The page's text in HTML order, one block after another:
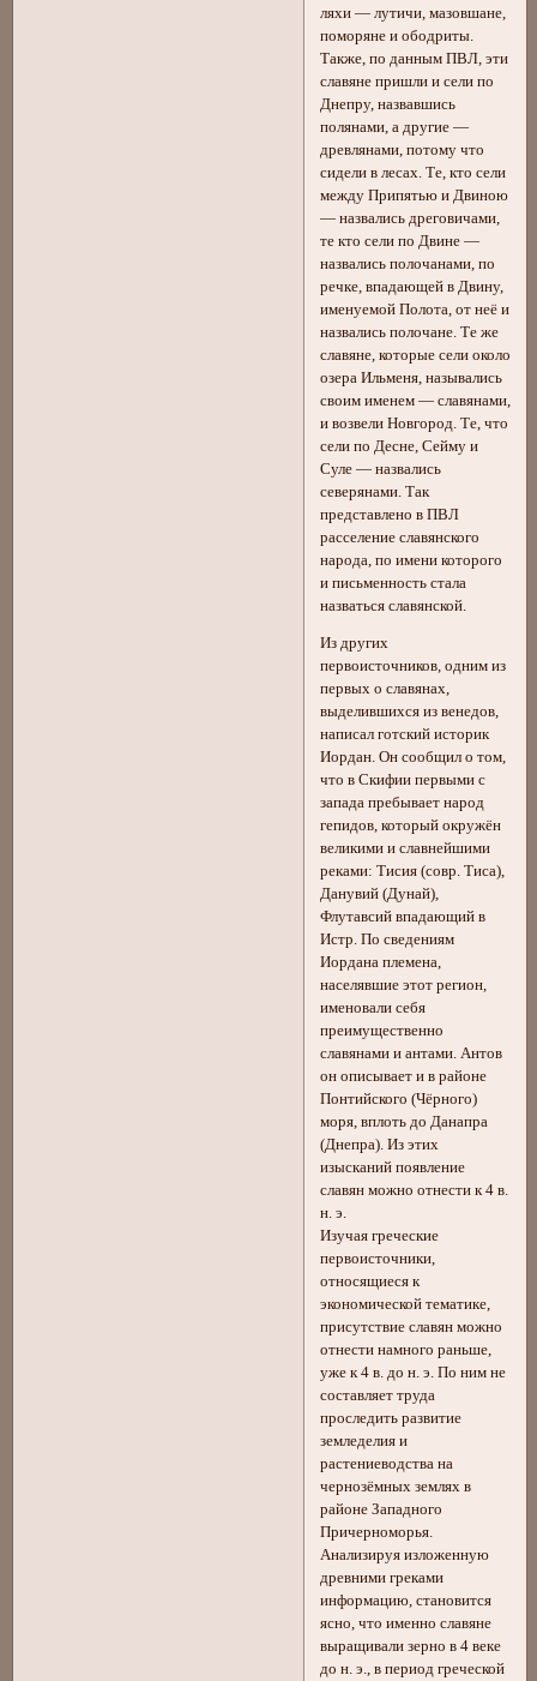
ляхи — лутичи, мазовшане,
поморяне и ободриты.
Также, по данным ПВЛ, эти
славяне пришли и сели по
Днепру, назвавшись
полянами, а другие —
древлянами, потому что
сидели в лесах. Те, кто сели
между Припятью и Двиною
— назвались дреговичами,
те кто сели по Двине —
назвались полочанами, по
речке, впадающей в Двину,
именуемой Полота, от неё и
назвались полочане. Те же
славяне, которые сели около
озера Ильменя, назывались
своим именем — славянами,
и возвели Новгород. Те, что
сели по Десне, Сейму и
Суле — назвались
северянами. Так
представлено в ПВЛ
расселение славянского
народа, по имени которого
и письменность стала
назваться славянской.
Из других
первоисточников, одним из
первых о славянах,
выделившихся из венедов,
написал готский историк
Иордан. Он сообщил о том,
что в Скифии первыми с
запада пребывает народ
гепидов, который окружён
великими и славнейшими
реками: Тисия (совр. Тиса),
Данувий (Дунай),
Флутавсий впадающий в
Истр. По сведениям
Иордана племена,
населявшие этот регион,
именовали себя
преимущественно
славянами и антами. Антов
он описывает и в районе
Понтийского (Чёрного)
моря, вплоть до Данапра
(Днепра). Из этих
изысканий появление
славян можно отнести к 4 в.
н. э.
Изучая греческие
первоисточники,
относящиеся к
экономической тематике,
присутствие славян можно
отнести намного раньше,
уже к 4 в. до н. э. По ним не
составляет труда
проследить развитие
земледелия и
растениеводства на
чернозёмных землях в
районе Западного
Причерноморья.
Анализируя изложенную
древними греками
информацию, становится
ясно, что именно славяне
выращивали зерно в 4 веке
до н. э., в период греческой